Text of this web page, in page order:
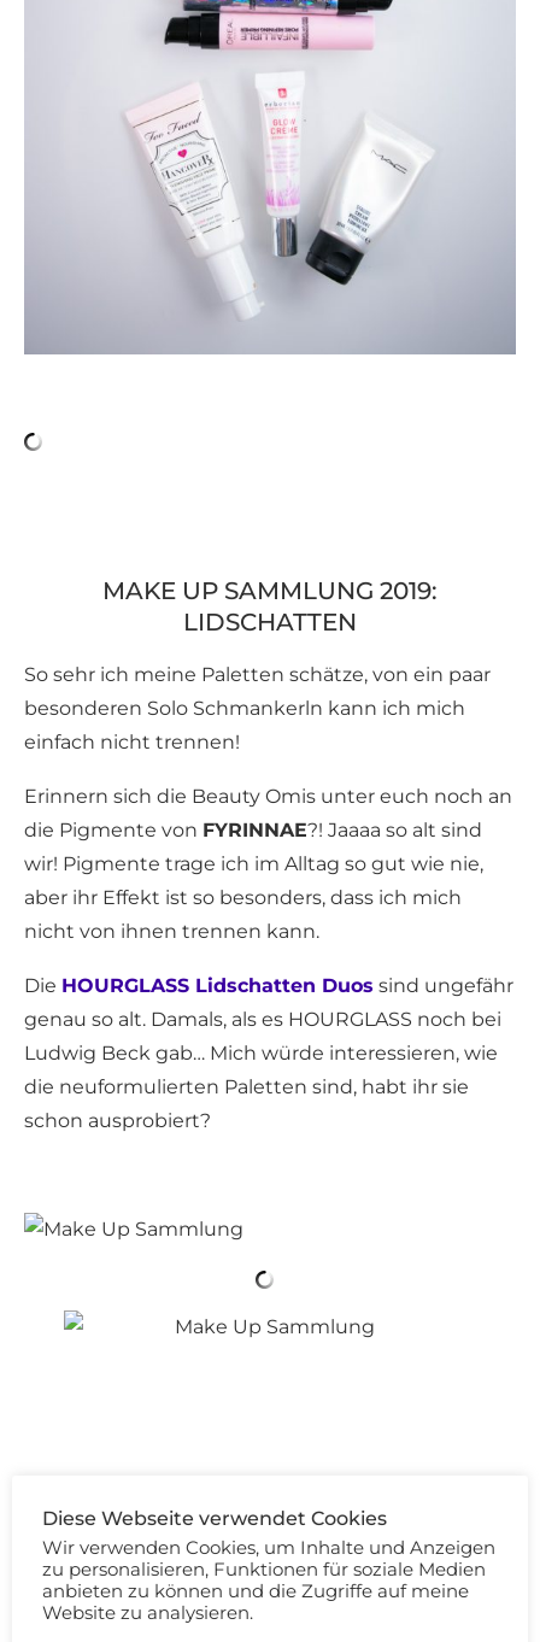
MAKE UP SAMMLUNG 2019:
LIDSCHATTEN
So sehr ich meine Paletten schätze, von ein paar
besonderen Solo Schmankerln kann ich mich
einfach nicht trennen!
Erinnern sich die Beauty Omis unter euch noch an
die Pigmente von FYRINNAE?! Jaaaa so alt sind
wir! Pigmente trage ich im Alltag so gut wie nie,
aber ihr Effekt ist so besonders, dass ich mich
nicht von ihnen trennen kann.
Die HOURGLASS Lidschatten Duos sind ungefähr
genau so alt. Damals, als es HOURGLASS noch bei
Ludwig Beck gab… Mich würde interessieren, wie
die neuformulierten Paletten sind, habt ihr sie
schon ausprobiert?
Wenn ich Blush trage (und nicht nur Bronzer),
dann meistens ein kühles Rosa ohne starken
Schimmer:
Diese Webseite verwendet Cookies
Wir verwenden Cookies, um Inhalte und Anzeigen
zu personalisieren, Funktionen für soziale Medien
anbieten zu können und die Zugriffe auf meine
Website zu analysieren.